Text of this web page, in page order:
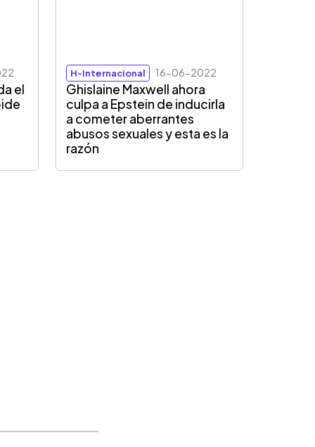
el
H-Internacional 16-06-2022
Ghislaine Maxwell ahora
culpa a Epstein de inducirla
a cometer aberrantes
abusos sexuales y esta es la
razón